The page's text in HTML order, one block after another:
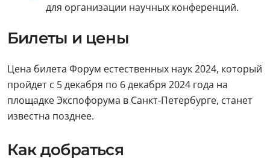
для организации научных конференций.
Билеты и цены
Цена билета Форум естественных наук 2024, который
пройдет с 5 декабря по 6 декабря 2024 года на
площадке Экспофорума в Санкт-Петербурге, станет
известна позднее.
Как добраться